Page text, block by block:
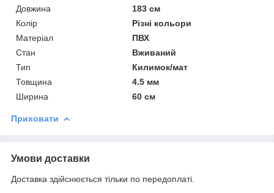
Довжина
183 см
Колір
Різні кольори
Матеріал
ПВХ
Стан
Вживаний
Тип
Килимок/мат
Товщина
4.5 мм
Ширина
60 см
Приховати
Умови доставки
Доставка здійснюється тільки по передоплаті.